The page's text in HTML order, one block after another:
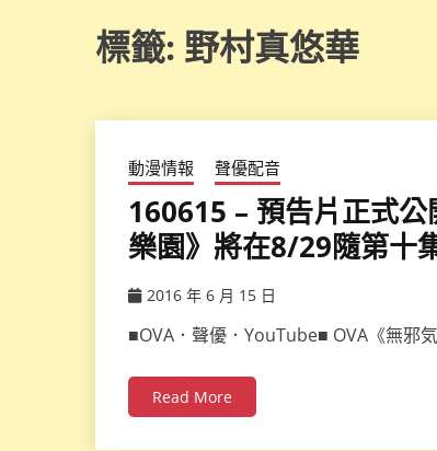
標籤: 野村真悠華
動漫情報 聲優配音
160615 – 預告片正式
樂園》將在8/29隨第十
2016 年 6 月 15 日
■OVA．聲優．YouTube■ OVA《無邪
Read More